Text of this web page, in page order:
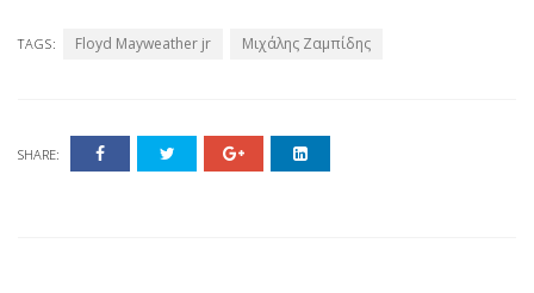
TAGS: Floyd Mayweather jr Μιχάλης Ζαμπίδης
SHARE: